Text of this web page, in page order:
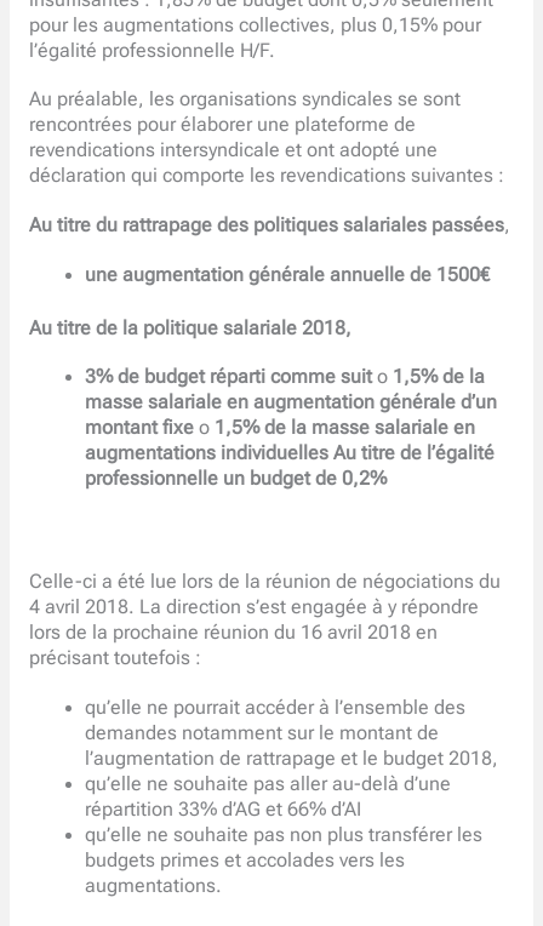
pour les augmentations collectives, plus 0,15% pour
l’égalité professionnelle H/F.
Au préalable, les organisations syndicales se sont
rencontrées pour élaborer une plateforme de
revendications intersyndicale et ont adopté une
déclaration qui comporte les revendications suivantes :
Au titre du rattrapage des politiques salariales passées,
une augmentation générale annuelle de 1500€
Au titre de la politique salariale 2018,
3% de budget réparti comme suito 1,5% de la
masse salariale en augmentation générale d’un
montant fixeo 1,5% de la masse salariale en
augmentations individuelles Au titre de l’égalité
professionnelle un budget de 0,2%
Celle-ci a été lue lors de la réunion de négociations du
4 avril 2018. La direction s’est engagée à y répondre
lors de la prochaine réunion du 16 avril 2018 en
précisant toutefois :
qu’elle ne pourrait accéder à l’ensemble des
demandes notamment sur le montant de
l’augmentation de rattrapage et le budget 2018,
qu’elle ne souhaite pas aller au-delà d’une
répartition 33% d’AG et 66% d’AI
qu’elle ne souhaite pas non plus transférer les
budgets primes et accolades vers les
augmentations.